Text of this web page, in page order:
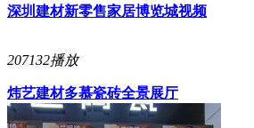
深圳建材新零售家居博览城视频
207132播放
炜艺建材多慕瓷砖全景展厅